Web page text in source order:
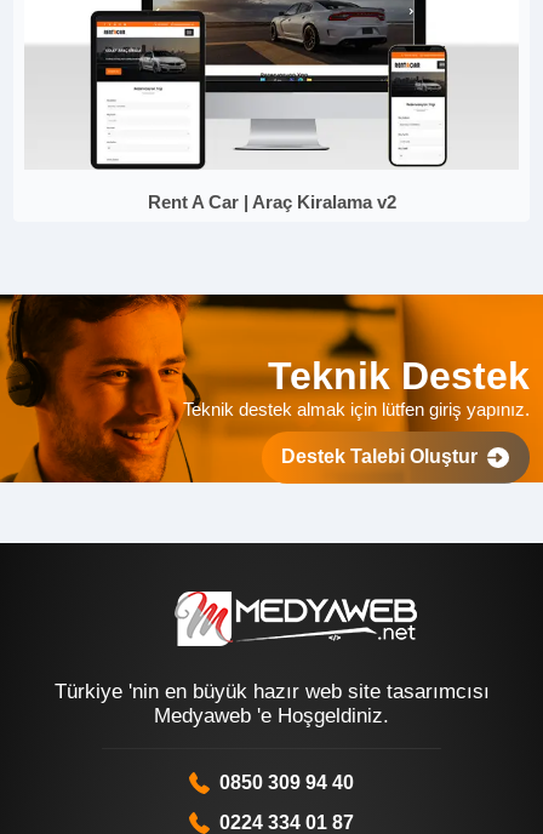
Rent A Car | Araç Kiralama v2
Teknik Destek
Teknik destek almak için lütfen giriş yapınız.
Destek Talebi Oluştur
Türkiye 'nin en büyük hazır web site tasarımcısı
Medyaweb 'e Hoşgeldiniz.
0850 309 94 40
0224 334 01 87